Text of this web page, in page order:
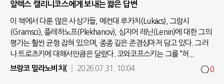
알렉스 캘리니코스에게 보내는 짧은 답변
이 책에서 다룬 많은 사상가들, 예컨대 루카치(Lukács), 그람시
(Gramsci), 플레하노프(Plekhanov), 심지어 레닌(Lenin)에 대한 그의
평가는 훨씬 균형 잡혀 있으며, 종종 깊은 존경심마저 담고 있다. 그러
나 트로츠키에 대해서만큼은 달랐다. 코와코프스키는 그를 “허...
브랑코 밀라노비치(
2026.07.31. 10:04 0